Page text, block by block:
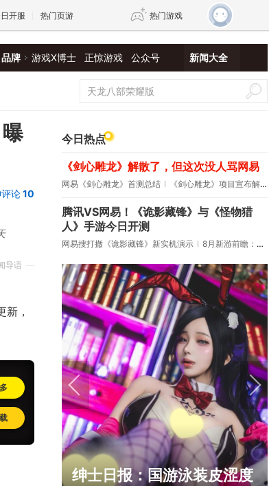
开服 热门页游 热门游戏
王权与自由 诛仙世界 新仙侠5
品牌 游戏X博士 正惊游戏 公众号 新闻大全
论10
导语
，
今日热点
《剑心雕龙》解散了，但这次没人骂网易
网易《剑心雕龙》首测总结 《剑心雕龙》项目宣布解散
腾讯VS网易！《诡影藏锋》与《怪物猎
人》手游今日开测
网易搜打撤《诡影藏锋》新实机演示 8月新游前瞻：《诡秘之主》领衔
偿命
绅士日报：国游泳装皮涩度